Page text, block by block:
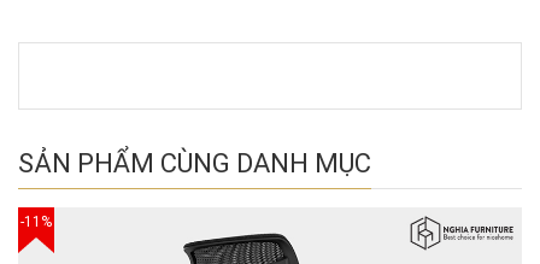
SẢN PHẨM CÙNG DANH MỤC
-11%